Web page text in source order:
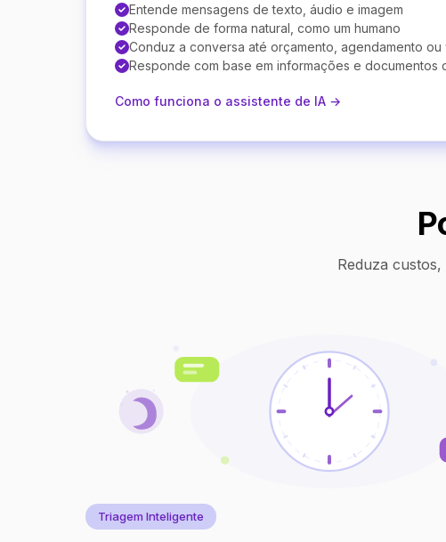
Entende mensagens de texto, áudio e imagem
Responde de forma natural, como um humano
Conduz a conversa até orçamento, agendamento ou
Responde com base em informações e documentos
Como funciona o assistente de IA →
Reduza
Triagem Inteligente